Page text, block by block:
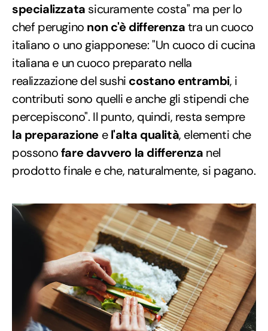
specializzata sicuramente costa" ma per lo
chef perugino non c'è differenzatra un cuoco
italiano o uno giapponese: "Un cuoco di cucina
italiana e un cuoco preparato nella
realizzazione del sushi costano entrambi, i
contributi sono quelli e anche gli stipendi che
percepiscono". Il punto, quindi, resta sempre
la preparazione el'alta qualità, elementi che
possonofare davvero la differenza nel
prodotto finale e che, naturalmente, si pagano.